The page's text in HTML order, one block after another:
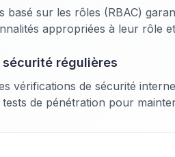
basé sur les rôles (RBAC)
appropriées à leur rôle
régulières
vérifications de sécurité
de pénétration pour